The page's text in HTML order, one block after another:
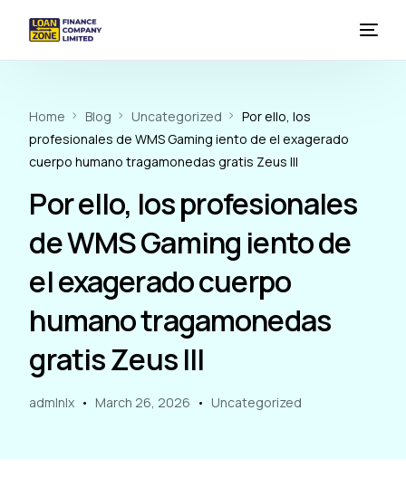
Home Blog Uncategorized
Por ello, los
profesionales de WMS Gaming iento de el exagerado
cuerpo humano tragamonedas gratis Zeus III
Por ello, los profesionales
de WMS Gaming iento de
el exagerado cuerpo
humano tragamonedas
gratis Zeus III
admlnlx March 26, 2026 Uncategorized
LOAN
AGENCY BANKING
WEALTH MANAGEMENT